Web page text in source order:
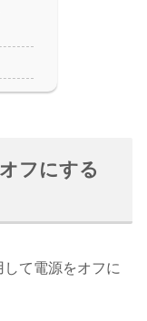
フにする
て電源をオフに